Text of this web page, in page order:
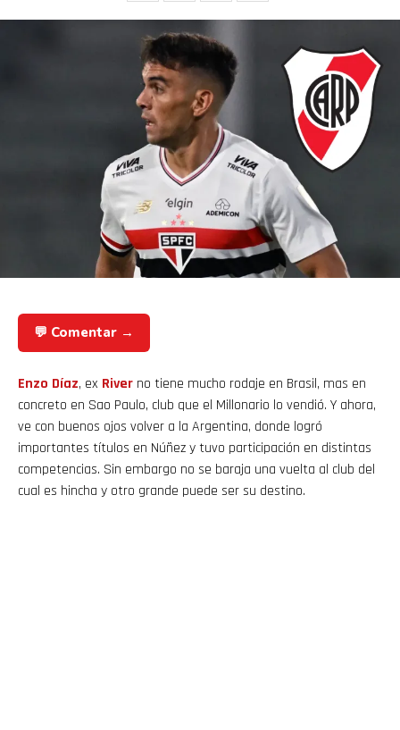
💬 Comentar →
Enzo Díaz, ex River no tiene mucho rodaje en Brasil, mas en
concreto en Sao Paulo, club que el Millonario lo vendió. Y ahora,
ve con buenos ojos volver a la Argentina, donde logró
importantes títulos en Núñez y tuvo participación en distintas
competencias. Sin embargo no se baraja una vuelta al club del
cual es hincha y otro grande puede ser su destino.